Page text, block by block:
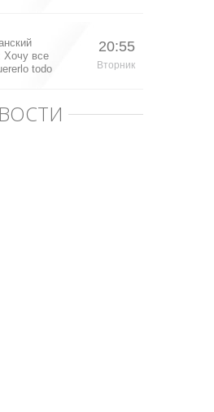
Хочу все
todo
20:55
Вторник